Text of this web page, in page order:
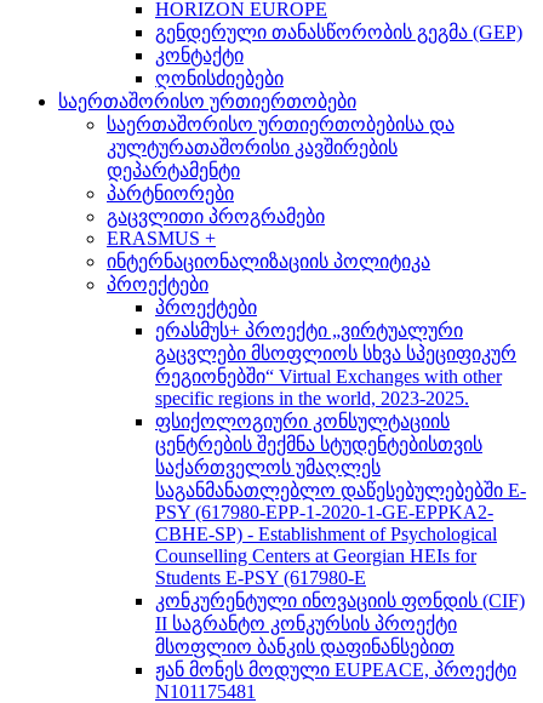
HORIZON EUROPE
გენდერული თანასწორობის გეგმა (GEP)
კონტაქტი
ღონისძიებები
საერთაშორისო ურთიერთობები
საერთაშორისო ურთიერთობებისა და
კულტურათაშორისი კავშირების
დეპარტამენტი
პარტნიორები
გაცვლითი პროგრამები
ERASMUS +
ინტერნაციონალიზაციის პოლიტიკა
პროექტები
პროექტები
ერასმუს+ პროექტი „ვირტუალური
გაცვლები მსოფლიოს სხვა სპეციფიკურ
რეგიონებში“ Virtual Exchanges with other
specific regions in the world, 2023-2025.
ფსიქოლოგიური კონსულტაციის
ცენტრების შექმნა სტუდენტებისთვის
საქართველოს უმაღლეს
საგანმანათლებლო დაწესებულებებში E-
PSY (617980-EPP-1-2020-1-GE-EPPKA2-
CBHE-SP) - Establishment of Psychological
Counselling Centers at Georgian HEIs for
Students E-PSY (617980-E
კონკურენტული ინოვაციის ფონდის (CIF)
II საგრანტო კონკურსის პროექტი
მსოფლიო ბანკის დაფინანსებით
ჟან მონეს მოდული EUPEACE, პროექტი
N101175481